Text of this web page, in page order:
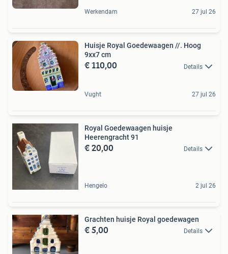
Werkendam 27 jul 26
Huisje Royal Goedewaagen //. Hoog
9xx7 cm
€ 110,00 Details
Vught 27 jul 26
Royal Goedewaagen huisje
Heerengracht 91
€ 20,00 Details
Hengelo 2 jul 26
Grachten huisje Royal goedewagen
€ 5,00 Details